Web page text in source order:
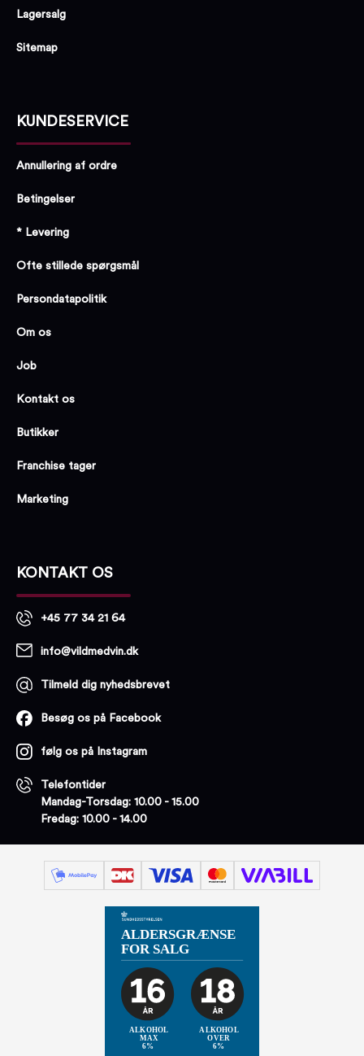
Lagersalg
Sitemap
KUNDESERVICE
Annullering af ordre
Betingelser
* Levering
Ofte stillede spørgsmål
Persondatapolitik
Om os
Job
Kontakt os
Butikker
Franchise tager
Marketing
KONTAKT OS
+45 77 34 21 64
info@vildmedvin.dk
Tilmeld dig nyhedsbrevet
Besøg os på Facebook
følg os på Instagram
Telefontider
Mandag-Torsdag: 10.00 - 15.00
Fredag: 10.00 - 14.00